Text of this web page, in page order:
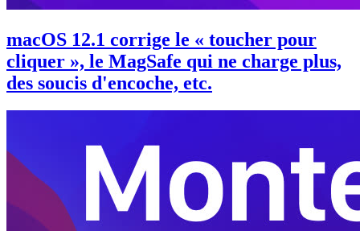
macOS 12.1 corrige le « toucher pour
cliquer », le MagSafe qui ne charge plus,
des soucis d'encoche, etc.